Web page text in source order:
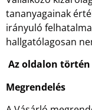
tananyagainak
irányuló
hallgatólagosan
Az oldalon történ
Megrendelés